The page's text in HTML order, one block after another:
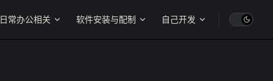
日常办公相关 软件安装与配制 自己开发